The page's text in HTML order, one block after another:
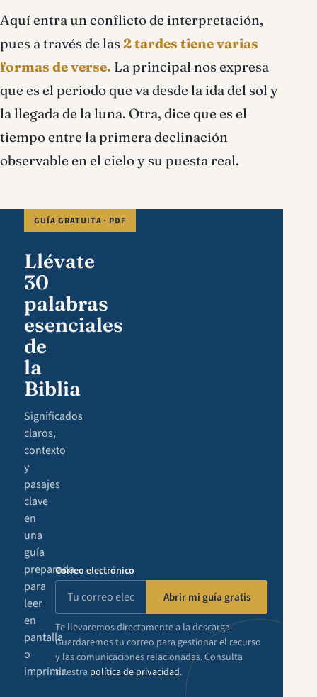
Aquí entra un conflicto de interpretación,
pues a través de las 2 tardes tiene varias
formas de verse. La principal nos expresa
que es el periodo que va desde la ida del sol y
la llegada de la luna. Otra, dice que es el
tiempo entre la primera declinación
observable en el cielo y su puesta real.
GUÍA GRATUITA · PDF
Llévate
30
palabras
esenciales
de
la
Biblia
Significados
claros,
contexto
y
pasajes
clave
en
una
guía
preparada
para
leer
en
pantalla
o
imprimir.
Correo electrónico
Abrir mi guía gratis
Te llevaremos directamente a la descarga.
Guardaremos tu correo para gestionar el recurso
y las comunicaciones relacionadas. Consulta
nuestra política de privacidad.